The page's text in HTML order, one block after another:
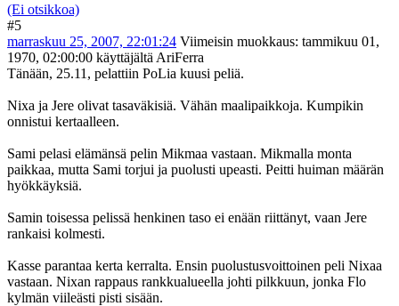
(Ei otsikkoa)
#5
marraskuu 25, 2007, 22:01:24 Viimeisin muokkaus: tammikuu 01,
1970, 02:00:00 käyttäjältä AriFerra
Tänään, 25.11, pelattiin PoLia kuusi peliä.
Nixa ja Jere olivat tasaväkisiä. Vähän maalipaikkoja. Kumpikin
onnistui kertaalleen.
Sami pelasi elämänsä pelin Mikmaa vastaan. Mikmalla monta
paikkaa, mutta Sami torjui ja puolusti upeasti. Peitti huiman määrän
hyökkäyksiä.
Samin toisessa pelissä henkinen taso ei enään riittänyt, vaan Jere
rankaisi kolmesti.
Kasse parantaa kerta kerralta. Ensin puolustusvoittoinen peli Nixaa
vastaan. Nixan rappaus rankkualueella johti pilkkuun, jonka Flo
kylmän viileästi pisti sisään.